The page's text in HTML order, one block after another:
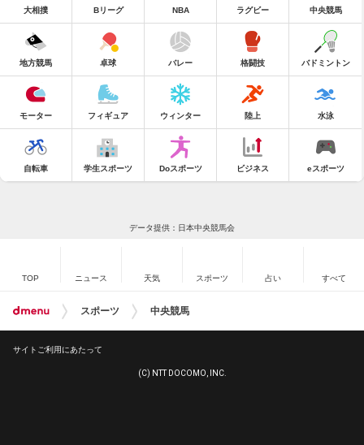
大相撲 Bリーグ NBA ラグビー 中央競馬
地方競馬 卓球 バレー 格闘技 バドミントン
モーター フィギュア ウィンター 陸上 水泳
自転車 学生スポーツ Doスポーツ ビジネス eスポーツ
データ提供：日本中央競馬会
TOP ニュース 天気 スポーツ 占い すべて
スポーツ 中央競馬
サイトご利用にあたって
(C) NTT DOCOMO, INC.